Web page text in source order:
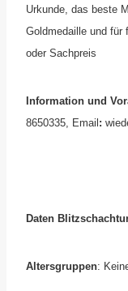
Urkunde, das beste
Goldmedaille und für
oder Sachpreis
Information und
8650335, Email :
Daten
Altersgruppen: